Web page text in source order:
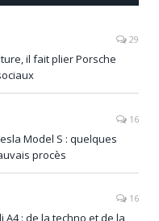
29
il fait plier Porsche
16
Model S : quelques
procès
16
A4 : de la techno et de la